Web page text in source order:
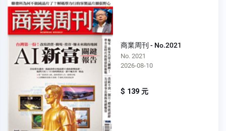
商業周刊 - No.2021
No. 2021
2026-08-10
$ 139 元